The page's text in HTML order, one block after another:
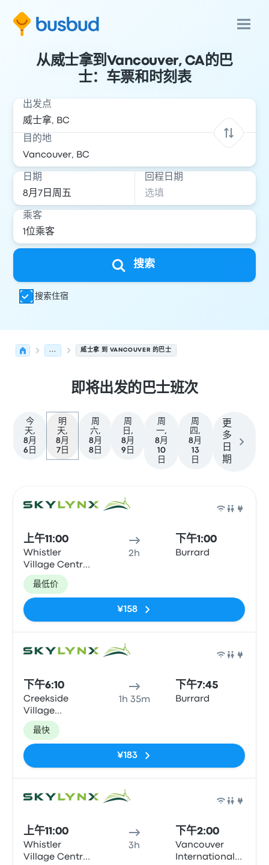
从威士拿到Vancouver, CA的巴
士：车票和时刻表
出发点
目的地
日期 回程日期
乘客
搜索
搜索住宿
... 威士拿 到 VANCOUVER 的巴士
即将出发的巴士班次
今
天,
8月
6日
明
天,
8月
7日
周
六,
8月
8日
周
日,
8月
9日
周
一,
8月
10
日
周
四,
8月
13
日
更
多
日
期
上午11:00
Whistler
Village Centre
(Gateway
Loop)
2h
下午1:00
Burrard
最低价
¥158
下午6:10
Creekside
Village
(Whistler)
1h 35m
下午7:45
Burrard
最快
¥183
上午11:00
Whistler
Village Centre
3h
下午2:00
Vancouver
International